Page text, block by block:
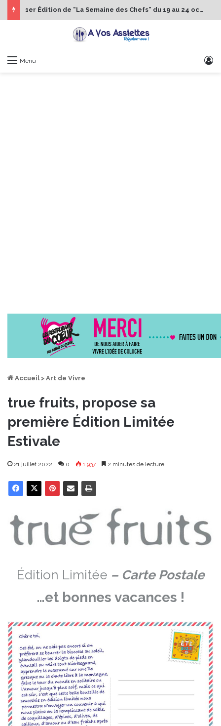
1er Édition de “La Semaine des Chefs” du 19 au 24 octobre 2026
Menu
Accueil > Art de Vivre
true fruits, propose sa
première Édition Limitée
Estivale
21 juillet 2022 0 1 937 2 minutes de lecture
Édition Limitée – Carte Postale
…et bonnes vacances !